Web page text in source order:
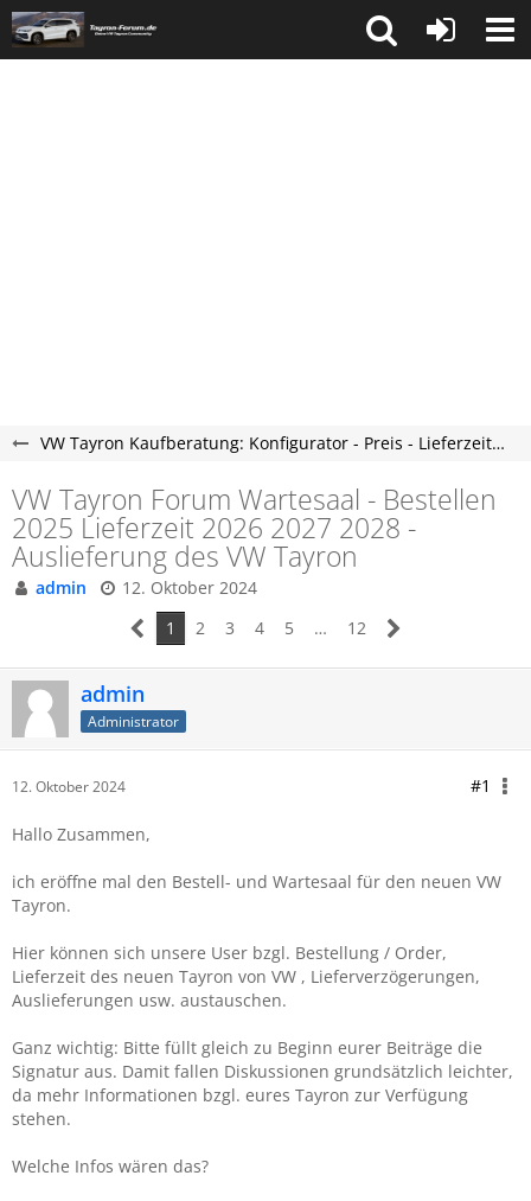
VW Tayron Kaufberatung: Konfigurator - Preis - Lieferzeit - Tayron Forum
VW Tayron Forum Wartesaal - Bestellen
2025 Lieferzeit 2026 2027 2028 -
Auslieferung des VW Tayron
admin
12. Oktober 2024
1
2 3 4 5 … 12
admin
Administrator
12. Oktober 2024 #1
Hallo Zusammen,
ich eröffne mal den Bestell- und Wartesaal für den neuen VW
Tayron.
Hier können sich unsere User bzgl. Bestellung / Order,
Lieferzeit des neuen Tayron von VW , Lieferverzögerungen,
Auslieferungen usw. austauschen.
Ganz wichtig: Bitte füllt gleich zu Beginn eurer Beiträge die
Signatur aus. Damit fallen Diskussionen grundsätzlich leichter,
da mehr Informationen bzgl. eures Tayron zur Verfügung
stehen.
Welche Infos wären das?